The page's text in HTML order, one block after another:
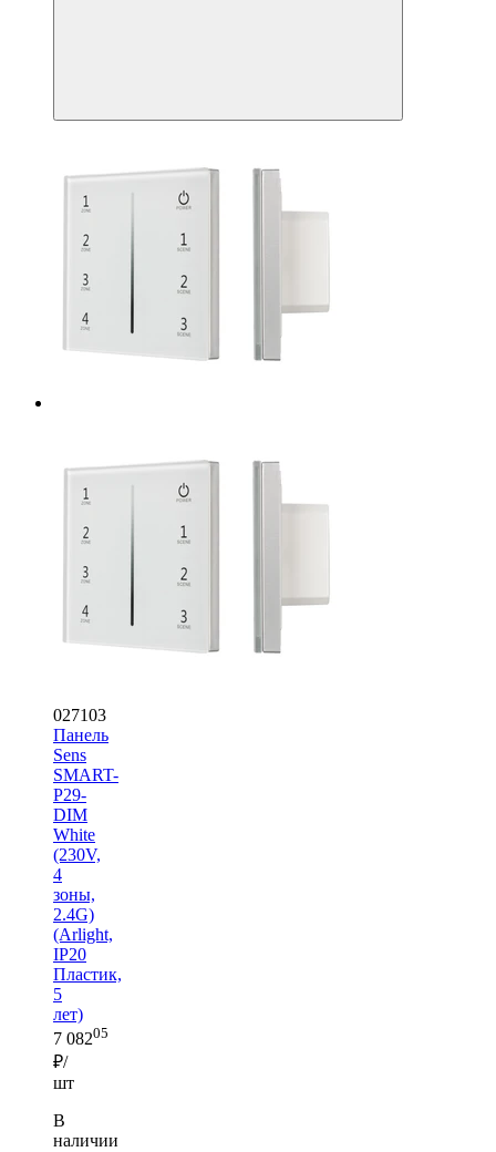
027103
Панель
Sens
SMART-
P29-
DIM
White
(230V,
4
зоны,
2.4G)
(Arlight,
IP20
Пластик,
5
лет)
7 08205
₽/
шт
В
наличии